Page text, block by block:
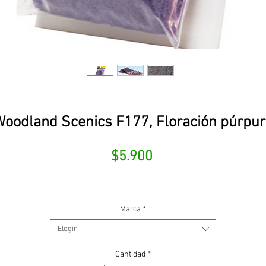
Scenics F177, Floración
$5.900Precio
Marca *
Elegir
Cantidad *